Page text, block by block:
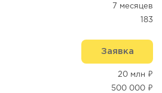
7 месяцев
183
Заявка
20 млн ₽
500 000 ₽